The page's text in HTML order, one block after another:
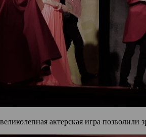
актерская игра позволили